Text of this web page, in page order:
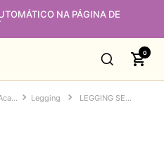
NA PÁGINA DE
0
Roupa de Academia Feminina Legging LEGGING SEM COSTURA CANELADA PRETA